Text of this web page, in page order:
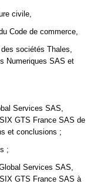
civile,
Code de commerce,
sociétés Thales,
Numeriques SAS et
Services SAS,
GTS France SAS de
et conclusions ;
;
Services SAS,
GTS France SAS à